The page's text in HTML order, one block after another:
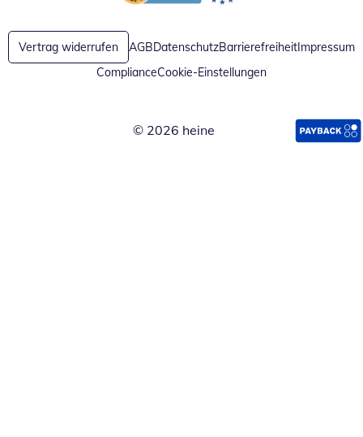
Öffnet in neuem FensterÖffnet in neuem Fenster
Vertrag widerrufen AGBDatenschutzBarrierefreiheitImpressum
ComplianceCookie-Einstellungen
© 2026 heine